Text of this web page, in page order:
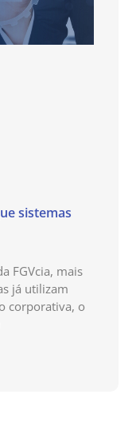
sistemas
FGVcia, mais
já utilizam
corporativa, o